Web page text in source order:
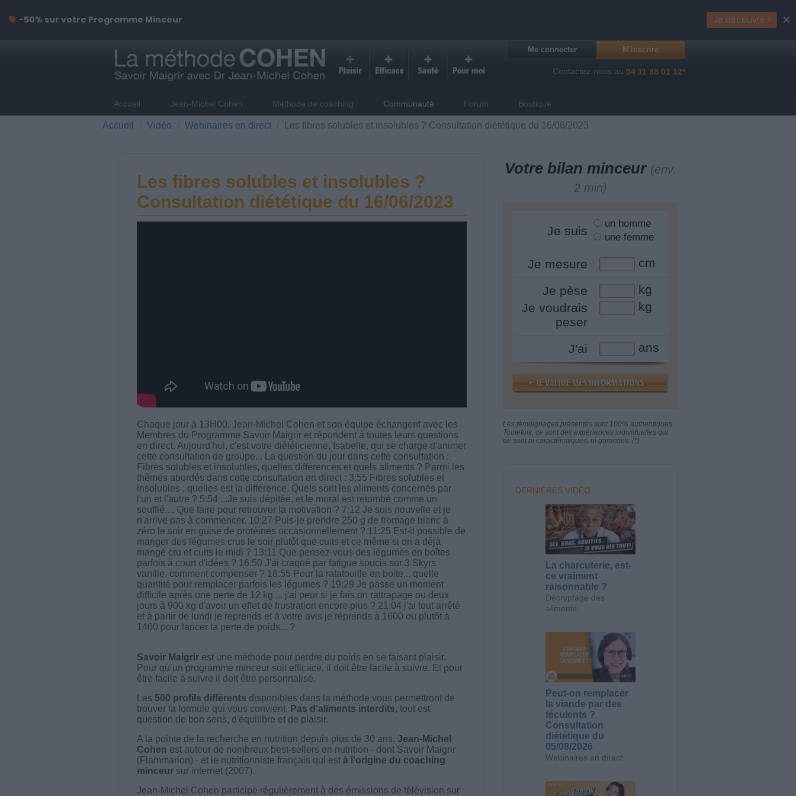
Me connecter M'inscrire
Contactez-nous au 04 11 88 01 12*
Accueil Jean-Michel Cohen Méthode de coaching Communauté Forum Boutique
Accueil Vidéo Webinaires en direct Les fibres solubles et insolubles ? Consultation diététique du 16/06/2023
Les fibres solubles et insolubles ?
Consultation diététique du 16/06/2023
Chaque jour à 13H00, Jean-Michel Cohen et son équipe échangent avec les
Membres du Programme Savoir Maigrir et répondent à toutes leurs questions
en direct. Aujourd'hui, c'est votre diététicienne, Isabelle, qui se charge d'animer
cette consultation de groupe... La question du jour dans cette consultation :
Fibres solubles et insolubles, quelles différences et quels aliments ? Parmi les
thèmes abordés dans cette consultation en direct : 3:55 Fibres solubles et
insolubles : quelles est la différence. Quels sont les aliments concernés par
l'un et l'autre ? 5:54 ...Je suis dépitée, et le moral est retombé comme un
soufflé.... Que faire pour retrouver la motivation ? 7:12 Je suis nouvelle et je
n'arrive pas à commencer. 10:27 Puis-je prendre 250 g de fromage blanc à
zéro le soir en guise de protéines occasionnellement ? 11:25 Est-il possible de
manger des légumes crus le soir plutôt que cuits et ce même si on a déjà
mangé cru et cuits le midi ? 13:11 Que pensez-vous des légumes en boîtes
parfois à court d'idées ? 16:50 J'ai craqué par fatigue soucis sur 3 Skyrs
vanille, comment compenser ? 18:55 Pour la ratatouille en boite... quelle
quantité pour remplacer parfois les légumes ? 19:29 Je passe un moment
difficile après une perte de 12 kg ... j'ai peur si je fais un rattrapage ou deux
jours à 900 kg d'avoir un effet de frustration encore plus ? 21:04 j'ai tout arrêté
et à partir de lundi je reprends et à votre avis je reprends à 1600 ou plutôt à
1400 pour lancer la perte de poids... ?
Savoir Maigrirest une méthode pour perdre du poids en se faisant plaisir.
Pour qu’un programme minceur soit efficace, il doit être facile à suivre. Et pour
être facile à suivre il doit être personnalisé.
Les 500 profils différents disponibles dans la méthode vous permettront de
trouver la formule qui vous convient. Pas d'aliments interdits, tout est
question de bon sens, d'équilibre et de plaisir.
A la pointe de la recherche en nutrition depuis plus de 30 ans, Jean-Michel
Cohen est auteur de nombreux best-sellers en nutrition - dont Savoir Maigrir
(Flammarion) - et le nutritionniste français qui est à l'origine du coaching
minceursur internet (2007).
Jean-Michel Cohen participe régulièrement à des émissions de télévision sur
Votre bilan minceur (env.
2 min)
Je suis
un homme
une femme
Je mesure cm
Je pèse
kg
Je voudrais
peser
kg
J'ai ans
Les témoignages présentés sont 100% authentiques.
Toutefois, ce sont des expériences individuelles qui
ne sont ni caractéristiques, ni garanties. (*)
DERNIÈRES VIDÉO
La charcuterie, est-
ce vraiment
raisonnable ?
Décryptage des
aliments
Peut-on remplacer
la viande par des
féculents ?
Consultation
diététique du
05/08/2026
Webinaires en direct
-50% sur votre Programme Minceur Je découvre ! ×